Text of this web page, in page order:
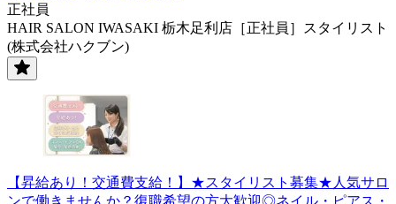
正社員
HAIR SALON IWASAKI 栃木足利店［正社員］スタイリスト
(株式会社ハクブン)
【昇給あり！交通費支給！】★スタイリスト募集★人気サロ
ンで働きませんか？復職希望の方大歓迎◎ネイル・ピアス・